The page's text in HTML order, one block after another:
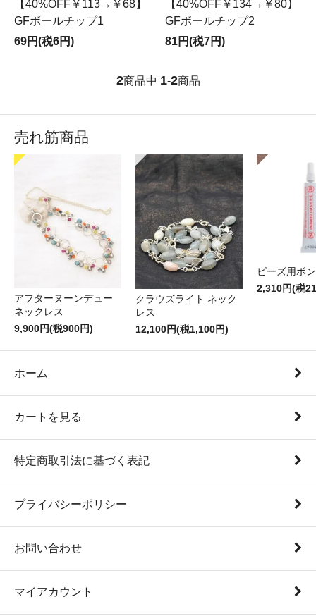
【40%OFF￥113→￥68】
GFボールチップ1
69円(税6円)
【40%OFF￥134→￥80】
GFボールチップ2
81円(税7円)
2商品中 1-2商品
売れ筋商品
アフターヌーンデュー
ネックレス
9,900円(税900円)
クラウズライト ネック
レス
12,100円(税1,100円)
ビーズ用ボ
2,310円(税
ホーム
カートを見る
特定商取引法に基づく表記
プライバシーポリシー
お問い合わせ
マイアカウント